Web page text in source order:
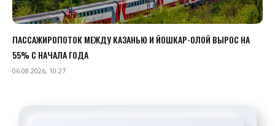
ПАССАЖИРОПОТОК МЕЖДУ КАЗАНЬЮ И ЙОШКАР-ОЛОЙ ВЫРОС НА
55% С НАЧАЛА ГОДА
06.08.2026, 10:27